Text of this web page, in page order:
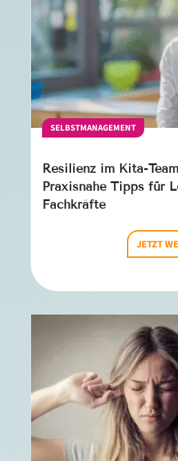
SELBSTMANAGEMENT
Resilienz im Kita-
Praxisnahe Tipps für
Fachkräfte
JETZT